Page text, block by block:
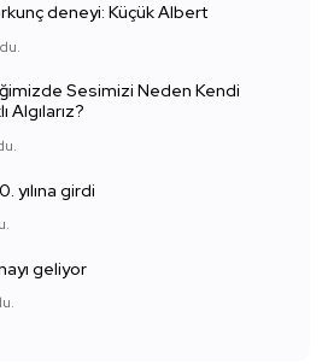
deneyi: Küçük Albert
Sesimizi Neden Kendi
Algılarız?
yılına girdi
geliyor